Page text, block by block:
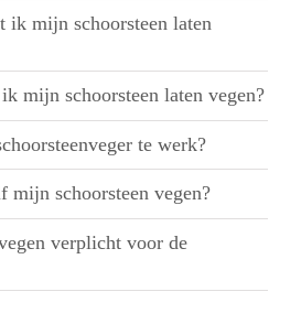
ik mijn schoorsteen laten
mijn schoorsteen laten vegen?
te werk?
mijn schoorsteen vegen?
verplicht voor de